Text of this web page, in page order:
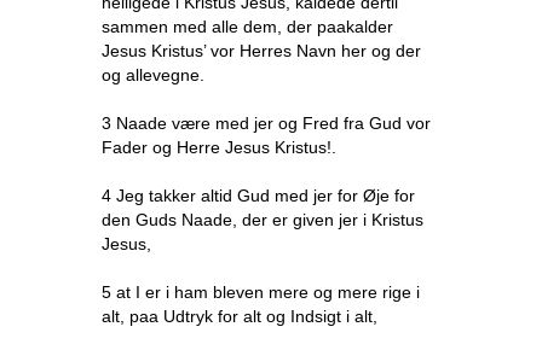
sammen med alle dem, der paakalder
Jesus Kristus’ vor Herres Navn her og der
og allevegne.
3 Naade være med jer og Fred fra Gud vor
Fader og Herre Jesus Kristus!.
4 Jeg takker altid Gud med jer for Øje for
den Guds Naade, der er given jer i Kristus
Jesus,
5 at I er i ham bleven mere og mere rige i
alt, paa Udtryk for alt og Indsigt i alt,